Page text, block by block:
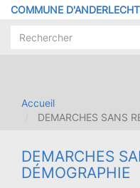
Aller
contenu
COMMUNE D'ANDERLECHT
Accueil
DEMARCHES SANS
DEMARCHES
DÉMOGRAPHIE